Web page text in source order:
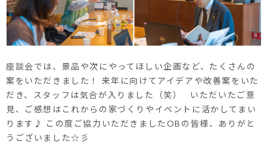
座談会では、景品や次にやってほしい企画など、たくさんの
案をいただきました！ 来年に向けてアイデアや改善案をいた
だき、スタッフは気合が入りました（笑） いただいたご意
見、ご感想はこれからの家づくりやイベントに活かしてまい
ります♪ この度ご協力いただきましたOBの皆様、ありがと
うございました☆彡